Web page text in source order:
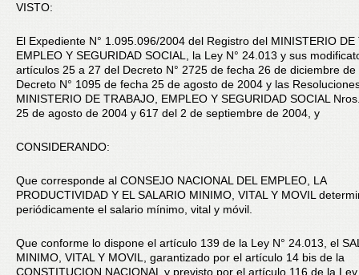
VISTO:
El Expediente N° 1.095.096/2004 del Registro del MINISTERIO DE
EMPLEO Y SEGURIDAD SOCIAL, la Ley N° 24.013 y sus
artículos 25 a 27 del Decreto N° 2725 de fecha 26 de diciembre de
Decreto N° 1095 de fecha 25 de agosto de 2004 y las
MINISTERIO DE TRABAJO, EMPLEO Y SEGURIDAD SOCIAL
25 de agosto de 2004 y 617 del 2 de septiembre de 2004, y
CONSIDERANDO:
Que corresponde al CONSEJO NACIONAL DEL EMPLEO, LA
PRODUCTIVIDAD Y EL SALARIO MINIMO, VITAL Y MOVIL
periódicamente el salario mínimo, vital y móvil.
Que conforme lo dispone el artículo 139 de la Ley N° 24.013, el
MINIMO, VITAL Y MOVIL, garantizado por el artículo 14 bis de la
CONSTITUCION NACIONAL y previsto por el artículo 116 de la